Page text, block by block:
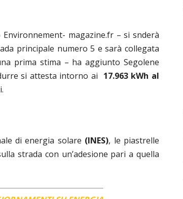
magazine.fr – si snderà
principale numero 5 e sarà collegata
prima stima – ha aggiunto Segolene
si attesta intorno ai 17.963 kWh al
di energia solare (INES), le piastrelle
strada con un’adesione pari a quella